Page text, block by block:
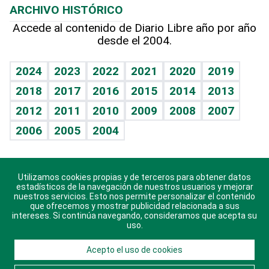
Hablando con el pediatra
Vida y familia
Eñe
Celebrando la vida
Sin complejos
En pocas palabras
Escuchando al corazón
Economía Personal
BRV
TBT Deportivo
Columnistas
Más firmas
Hecho en casa
Guía del dinero
Cumpleaños
Horóscopos
Juegos
ARCHIVO HISTÓRICO
Accede al contenido de Diario Libre año por año
desde el 2004.
2024 2023 2022 2021 2020
2019
2018
2017 2016 2015 2014
2013
2012
2011 2010 2009 2008
2007
2006
2005 2004
Descarga nuestras aplicaciones para Android, iOS y
sistema Huawei.
© 2021 Diario Libre, todos los derechos reservados.
Utilizamos cookies propias y de terceros para obtener datos
estadísticos de la navegación de nuestros usuarios y mejorar
nuestros servicios. Esto nos permite personalizar el contenido
que ofrecemos y mostrar publicidad relacionada a sus
intereses. Si continúa navegando, consideramos que acepta su
uso.
Acepto el uso de cookies